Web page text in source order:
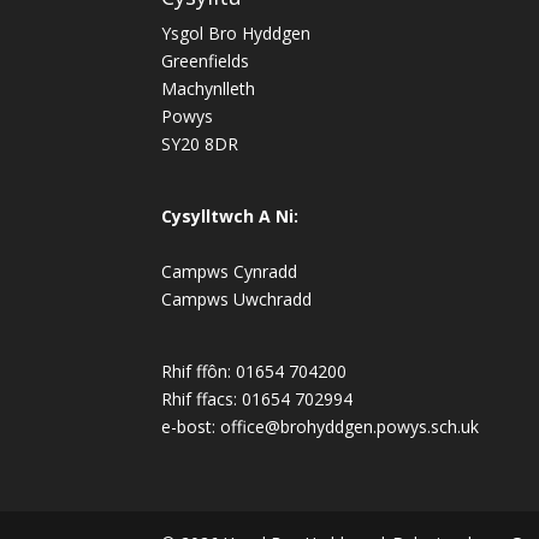
Ysgol Bro Hyddgen
Greenfields
Machynlleth
Powys
SY20 8DR
Cysylltwch A Ni:
Campws Cynradd
Campws Uwchradd
Rhif ffôn: 01654 704200
Rhif ffacs: 01654 702994
e-bost:office@brohyddgen.powys.sch.uk